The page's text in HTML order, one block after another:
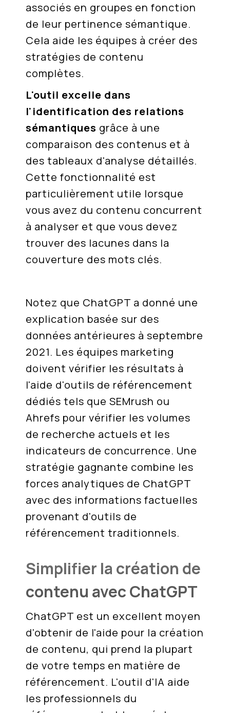
associés en groupes en fonction
de leur pertinence sémantique.
Cela aide les équipes à créer des
stratégies de contenu
complètes.
L'outil excelle dans
l'identification des relations
sémantiques grâce à une
comparaison des contenus et à
des tableaux d'analyse détaillés.
Cette fonctionnalité est
particulièrement utile lorsque
vous avez du contenu concurrent
à analyser et que vous devez
trouver des lacunes dans la
couverture des mots clés.
Notez que ChatGPT a donné une
explication basée sur des
données antérieures à septembre
2021. Les équipes marketing
doivent vérifier les résultats à
l'aide d'outils de référencement
dédiés tels que SEMrush ou
Ahrefs pour vérifier les volumes
de recherche actuels et les
indicateurs de concurrence. Une
stratégie gagnante combine les
forces analytiques de ChatGPT
avec des informations factuelles
provenant d'outils de
référencement traditionnels.
Simplifier la création de
contenu avec ChatGPT
ChatGPT est un excellent moyen
d'obtenir de l'aide pour la création
de contenu, qui prend la plupart
de votre temps en matière de
référencement. L'outil d'IA aide
les professionnels du